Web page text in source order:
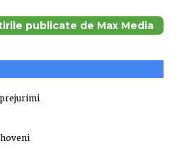
publicate de Max Media